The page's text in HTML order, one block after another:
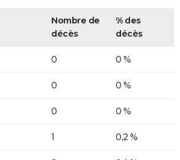
Nombre de
décès
% des
décès
0 0 %
0 0 %
0 0 %
1 0,2 %